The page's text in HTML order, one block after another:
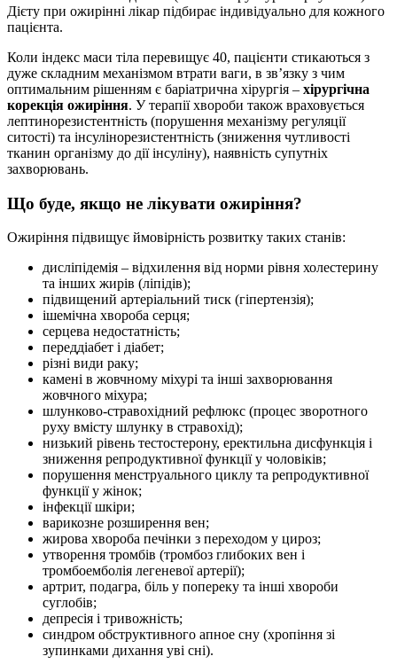
Дієту при ожирінні лікар підбирає індивідуально для кожного
пацієнта.
Коли індекс маси тіла перевищує 40, пацієнти стикаються з
дуже складним механізмом втрати ваги, в зв’язку з чим
оптимальним рішенням є баріатрична хірургія – хірургічна
корекція ожиріння. У терапії хвороби також враховується
лептинорезистентність (порушення механізму регуляції
ситості) та інсулінорезистентність (зниження чутливості
тканин організму до дії інсуліну), наявність супутніх
захворювань.
Що буде, якщо не лікувати ожиріння?
Ожиріння підвищує ймовірність розвитку таких станів:
дисліпідемія – відхилення від норми рівня холестерину
та інших жирів (ліпідів);
підвищений артеріальний тиск (гіпертензія);
ішемічна хвороба серця;
серцева недостатність;
переддіабет і діабет;
різні види раку;
камені в жовчному міхурі та інші захворювання
жовчного міхура;
шлунково-стравохідний рефлюкс (процес зворотного
руху вмісту шлунку в стравохід);
низький рівень тестостерону, еректильна дисфункція і
зниження репродуктивної функції у чоловіків;
порушення менструального циклу та репродуктивної
функції у жінок;
інфекції шкіри;
варикозне розширення вен;
жирова хвороба печінки з переходом у цироз;
утворення тромбів (тромбоз глибоких вен і
тромбоемболія легеневої артерії);
артрит, подагра, біль у попереку та інші хвороби
суглобів;
депресія і тривожність;
синдром обструктивного апное сну (хропіння зі
зупинками дихання уві сні).